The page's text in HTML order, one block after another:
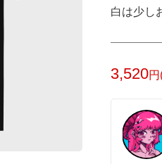
白は少し
3,520円